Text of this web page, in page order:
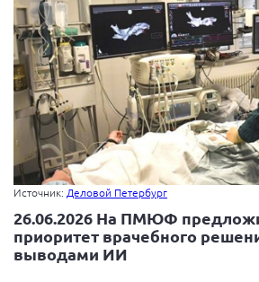
Вице-президент Валюх М.В.
Вице-президент Чернова А.В.
Вице-президент Цикорин И.В.
Вице-президент Груба Л.В.
Главный бухгалтер
Конференция ОООИБРС 2026
Конференция ОООИБРС 2025
Конференция ОООИБРС 2024
Конференция ОООИБРС 2023
Источник: Деловой Петербург
26.06.2026 На ПМЮФ
приоритет врачебного
выводами ИИ